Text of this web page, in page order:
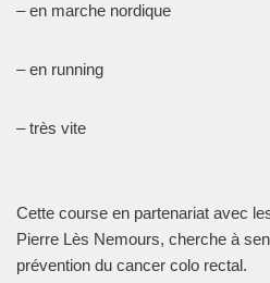
– en marche nordique
– en running
– très vite
Cette course en partenariat avec
Pierre Lès Nemours, cherche à
prévention du cancer colo rectal.